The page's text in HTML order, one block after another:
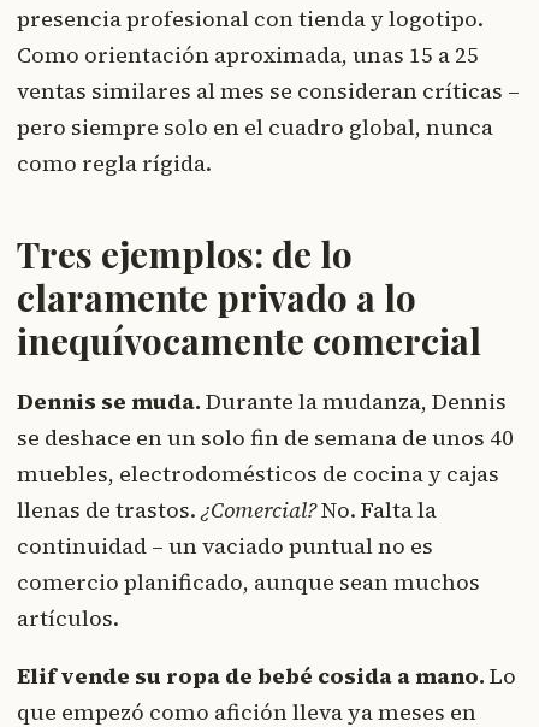
presencia profesional con tienda y logotipo.
Como orientación aproximada, unas 15 a 25
ventas similares al mes se consideran críticas –
pero siempre solo en el cuadro global, nunca
como regla rígida.
Tres ejemplos: de lo
claramente privado a lo
inequívocamente comercial
Dennis se muda. Durante la mudanza, Dennis
se deshace en un solo fin de semana de unos 40
muebles, electrodomésticos de cocina y cajas
llenas de trastos.¿Comercial?No. Falta la
continuidad – un vaciado puntual no es
comercio planificado, aunque sean muchos
artículos.
Elif vende su ropa de bebé cosida a mano. Lo
que empezó como afición lleva ya meses en